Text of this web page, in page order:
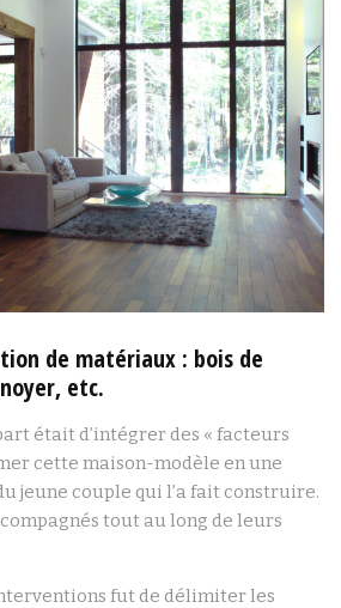
de matériaux : bois de
etc.
était d’intégrer des « facteurs
cette maison-modèle en une
jeune couple qui l’a fait construire.
tout au long de leurs
fut de délimiter les